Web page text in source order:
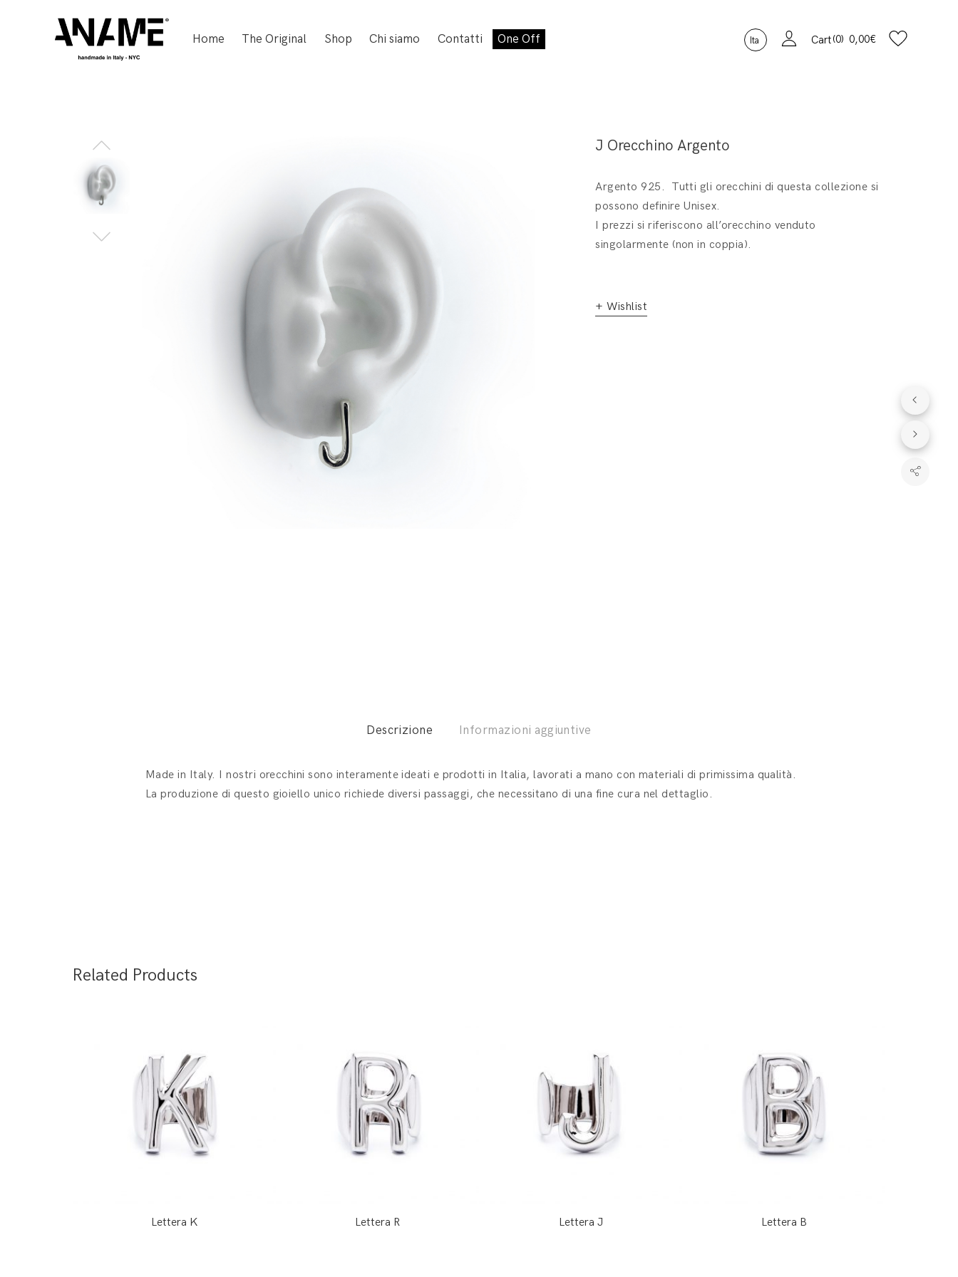
Home The Original Shop Chi siamo Contatti One Off Ita Cart 0 0,00€
J Orecchino Argento
Argento 925. Tutti gli orecchini di questa collezione si
possono definire Unisex.
I prezzi si riferiscono all’orecchino venduto
singolarmente (non in coppia).
+ Wishlist
Descrizione Informazioni aggiuntive
Made in Italy. I nostri orecchini sono interamente ideati e prodotti in Italia, lavorati a mano con materiali di primissima qualità.
La produzione di questo gioiello unico richiede diversi passaggi, che necessitano di una fine cura nel dettaglio.
Related Products
Lettera K Lettera R Lettera J Lettera B